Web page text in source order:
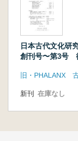
日本古代文化研
創刊号〜第3号
新刊 在庫なし